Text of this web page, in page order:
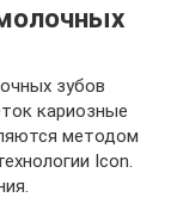
зубов
кариозные
методом
Icon.